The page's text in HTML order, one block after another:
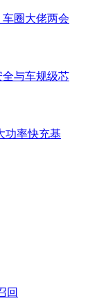
圈大佬两会
与车规级芯
功率快充基
回